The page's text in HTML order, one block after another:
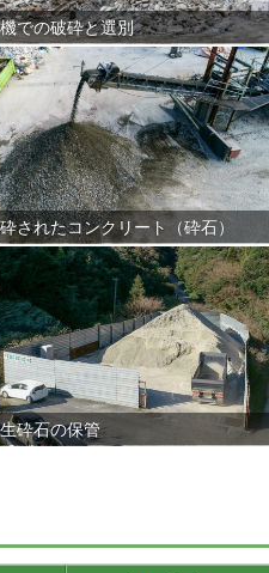
での破砕と選別
されたコンクリート（砕石）
砕石の保管